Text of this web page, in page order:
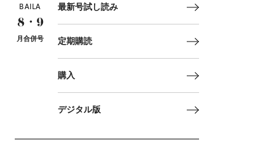
BAILA
8・9
月合併号
最新号試し読み
定期購読
購入
デジタル版